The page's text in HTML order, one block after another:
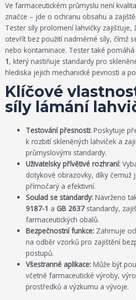
Ve farmaceutickém průmyslu není
značce – jde o ochranu obsahu a
Tester síly prolomení lahvičky zajišťuje,
otevřít bez použití nadměrné síly, čímž
nebo kontaminace. Tester také
1, který nastiňuje standardy pro
hlediska jejich mechanické pevnosti a
Klíčové
síly lámání
Testování přesnosti: Poskytuje
k rozbití skleněných lahviček a
průmyslovými standardy.
Uživatelsky přívětivé rozhraní:
dotykové obrazovky, díky čemuž
přímočarý a efektivní.
Soulad se standardy: Navrženo
9187-1 a GB 2637standardy,
farmaceutických obalů.
Bezpečnostní funkce: Zahrnuje
na odběr vzorků pro zajištění
postupů.
Všestranné aplikace: Může být
včetně farmaceutické výroby,
prostředků a výzkumu a vývoje.